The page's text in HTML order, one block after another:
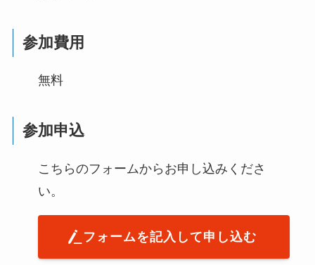
参加費用
無料
参加申込
こちらのフォームからお申し込みくださ
い。
フォームを記入して申し込む